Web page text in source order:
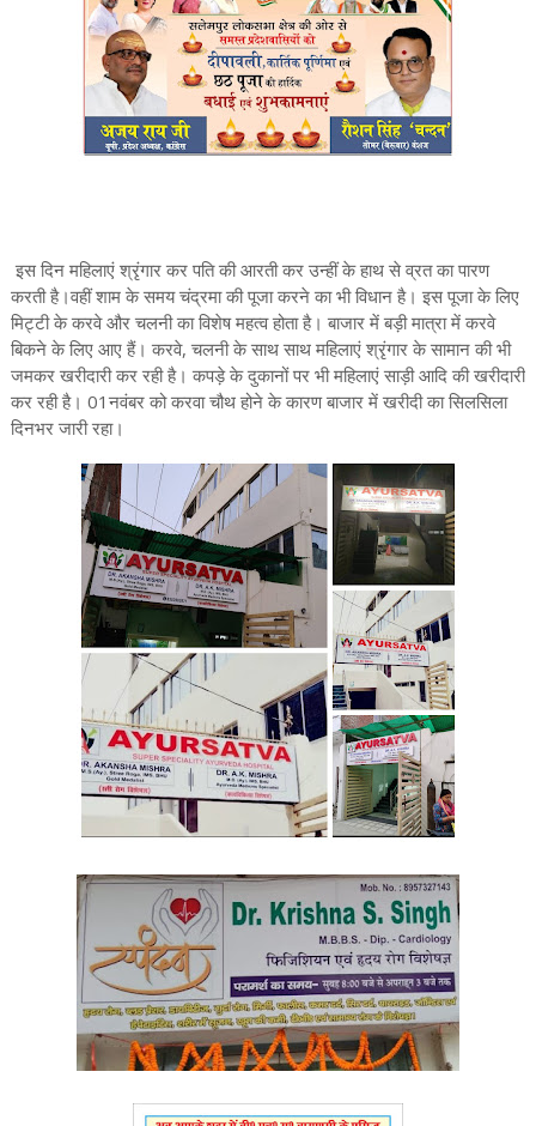
इस दिन महिलाएं श्रृंगार कर पति की आरती कर उन्हीं के हाथ से व्रत का पारण
करती है।वहीं शाम के समय चंद्रमा की पूजा करने का भी विधान है। इस पूजा के लिए
मिट्टी के करवे और चलनी का विशेष महत्व होता है। बाजार में बड़ी मात्रा में करवे
बिकने के लिए आए हैं। करवे, चलनी के साथ साथ महिलाएं श्रृंगार के सामान की भी
जमकर खरीदारी कर रही है। कपड़े के दुकानों पर भी महिलाएं साड़ी आदि की खरीदारी
कर रही है। 01नवंबर को करवा चौथ होने के कारण बाजार में खरीदी का सिलसिला
दिनभर जारी रहा।